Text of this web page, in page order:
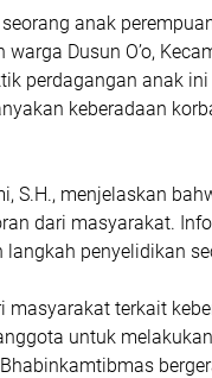
anak
Dusun O’o,
perdagangan anak
keberadaan
S.H., menjelaskan
dari masyarakat.
penyelidikan
masyarakat terkait
untuk